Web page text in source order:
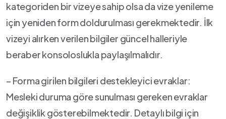
kategoriden bir vizeye sahip olsa da vize yenileme
için yeniden form doldurulması gerekmektedir. İlk
vizeyi alırken verilen bilgiler güncel halleriyle
beraber konsoloslukla paylaşılmalıdır.
– Forma girilen bilgileri destekleyici evraklar:
Mesleki duruma göre sunulması gereken evraklar
değişiklik gösterebilmektedir. Detaylı bilgi için